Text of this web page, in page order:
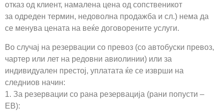
отказ од клиент, намалена цена од сопственикот
за одреден термин, недоволна продажба и сл.) нема да
се менува цената на веќе договорените услуги.
Во случај на резервации со превоз (со автобуски превоз,
чартер или лет на редовни авиолинии) или за
индивидуален престој, уплатата ќе се изврши на
следниов начин:
1. За резервации со рана резервација (рани попусти –
EB):